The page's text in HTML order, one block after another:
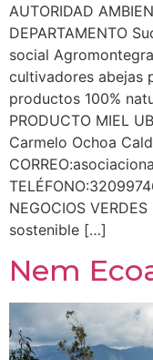
AUTORIDAD
DEPARTAMENTO
social
cultivadores abejas
productos 100%
PRODUCTO MIEL
Carmelo Ochoa
CORREO:
NEGOCIOS
sostenible […]
Nem